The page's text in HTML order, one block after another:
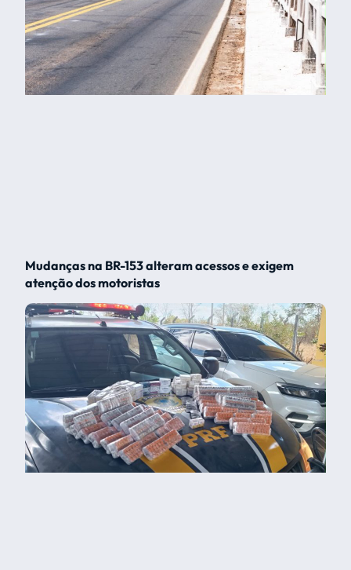
Mudanças na BR-153 alteram acessos e exigem
atenção dos motoristas